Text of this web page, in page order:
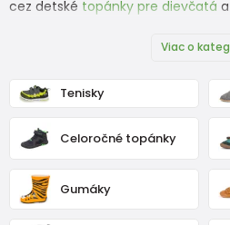
cez detské topánky pre dievčatá
. A čo nemáme
zdravotnu ortopedicku obuv.
Väčšina detí sa rodí so zdravými
rokov neskôr má takmer tretina
Je to spôsobené nevhodnou
ale nesprávnej šírky alebo
Viac o
Tenisky
Celoročné topánky
Gumáky